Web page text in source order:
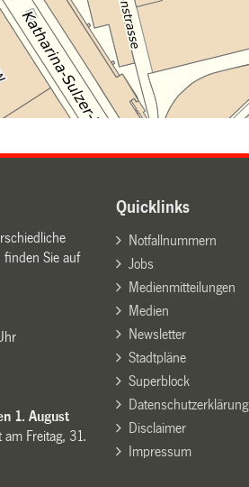
finden Sie auf
1. August
am Freitag, 31.
Quicklinks
Notfallnummern
Jobs
Medienmitteilungen
Medien
Newsletter
Stadtpläne
Superblock
Datenschutzerklärung
Disclaimer
Impressum